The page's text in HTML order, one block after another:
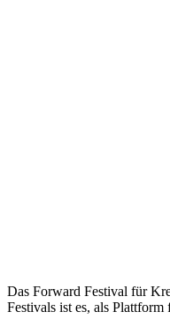
Das Forward Festival für
Festivals ist es, als